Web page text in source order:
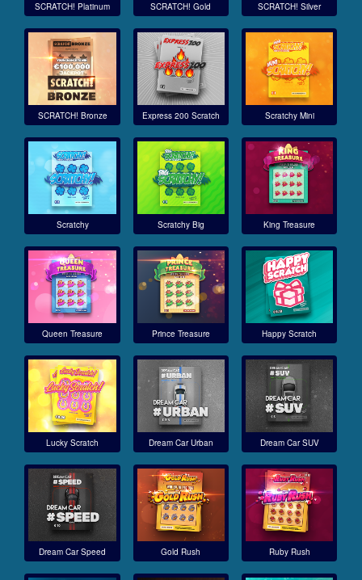
SCRATCH! Platinum SCRATCH! Gold SCRATCH! Silver
SCRATCH! Bronze Express 200 Scratch Scratchy Mini
Scratchy Scratchy Big King Treasure
Queen Treasure Prince Treasure Happy Scratch
Lucky Scratch Dream Car Urban Dream Car SUV
Dream Car Speed Gold Rush Ruby Rush